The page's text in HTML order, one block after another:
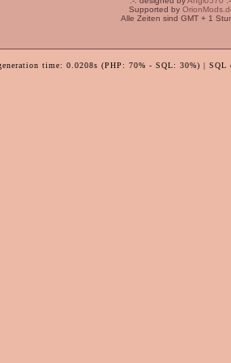
Supported by
Alle Zeiten sind GMT + 1
time: 0.0208s (PHP: 70% - SQL: 30%) |